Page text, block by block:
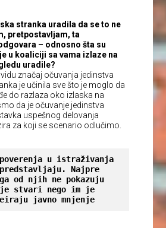
stranka uradila da se to ne
pretpostavljam, ta
– odnosno šta su
u koaliciji sa vama izlaze na
uradile?
značaj očuvanja jedinstva
je učinila sve što je moglo da
do razlaza oko izlaska na
da je očuvanje jedinstva
uspešnog delovanja
za koji se scenario odlučimo.
poverenja u istraživanja
predstavljaju. Najpre
od njih ne pokazuju
stvari nego im je
javno mnjenje